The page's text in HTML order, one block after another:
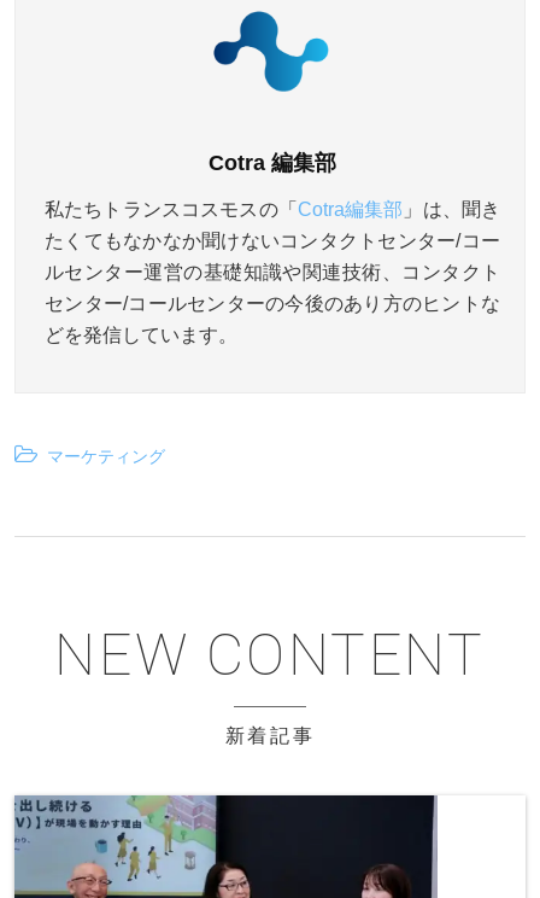
Cotra 編集部
私たちトランスコスモスの「 Cotra編集部 」は、聞き
たくてもなかなか聞けないコンタクトセンター/コー
ルセンター運営の基礎知識や関連技術、コンタクト
センター/コールセンターの今後のあり方のヒントな
どを発信しています。
マーケティング
新着記事